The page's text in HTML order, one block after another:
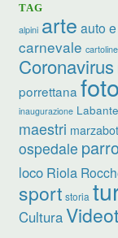
TAG
alpini arte auto
carnevale
Coronavirus
porrettana foto
inaugurazione Labante
maestri
ospedale
loco Riola
sport storia
Cultura